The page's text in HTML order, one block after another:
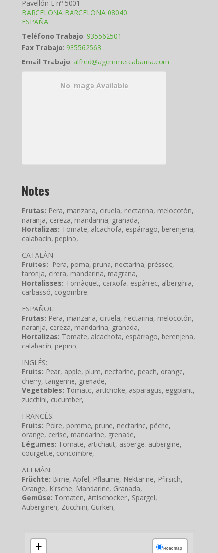
Pavellón E nº 5001
BARCELONA BARCELONA 08040
ESPAÑA
Teléfono Trabajo: 935562501
Fax Trabajo: 935562563
Email Trabajo: alfred@agemmercabarna.com
No Image Available
Notes
Frutas: Pera, manzana, ciruela, nectarina, melocotón,
naranja, cereza, mandarina, granada,
Hortalizas: Tomate, alcachofa, espárrago, berenjena,
calabacín, pepino,
CATALÁN
Fruites: Pera, poma, pruna, nectarina, préssec,
taronja, cirera, mandarina, magrana,
Hortalisses: Tomàquet, carxofa, espàrrec, albergínia,
carbassó, cogombre.
ESPAÑOL:
Frutas: Pera, manzana, ciruela, nectarina, melocotón,
naranja, cereza, mandarina, granada,
Hortalizas: Tomate, alcachofa, espárrago, berenjena,
calabacín, pepino,
INGLÉS:
Fruits: Pear, apple, plum, nectarine, peach, orange,
cherry, tangerine, grenade,
Vegetables: Tomato, artichoke, asparagus, eggplant,
zucchini, cucumber,
FRANCÉS:
Fruits: Poire, pomme, prune, nectarine, pêche,
orange, cerise, mandarine, grenade,
Légumes: Tomate, artichaut, asperge, aubergine,
courgette, concombre,
ALEMÁN:
Früchte: Birne, Apfel, Pflaume, Nektarine, Pfirsich,
Orange, Kirsche, Mandarine, Granada,
Gemüse: Tomaten, Artischocken, Spargel,
Auberginen, Zucchini, Gurken,
+
Roadmap